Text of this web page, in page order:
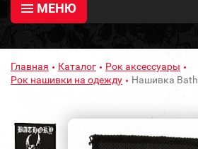
МЕНЮ
Главная Каталог
Рок аксессуары
Рок нашивки на одежду
Нашивка